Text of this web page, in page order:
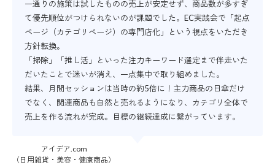
アイデア.com
（日用雑貨・美容・健康商品）
一通りの施策は試したものの売上が安定せず、商品数が多すぎ
て優先順位がつけられないのが課題でした。EC実践会で「起点
ページ（カテゴリページ）の専門店化」という視点をいただき
方針転換。
「掃除」「推し活」といった注力キーワード選定まで伴走いた
だいたことで迷いが消え、一点集中で取り組めました。
結果、月間セッションは当時の約5倍に！主力商品の日傘だけ
でなく、関連商品も自然と売れるようになり、カテゴリ全体で
売上を作る流れが完成。目標の継続達成に繋がっています。